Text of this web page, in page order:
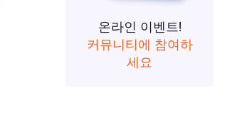
온라인 이벤트!
커뮤니티에 참여하
세요